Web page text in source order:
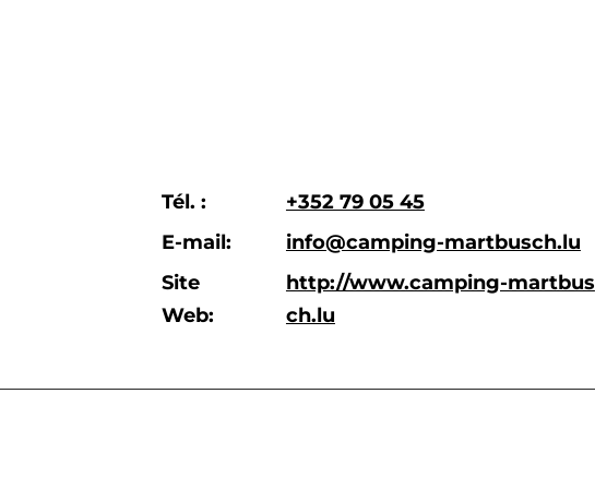
Tél. :
+352 79 05 45
E-mail:
info@camping-martbusch.lu
Site
Web:
http://www.camping-martbus
ch.lu